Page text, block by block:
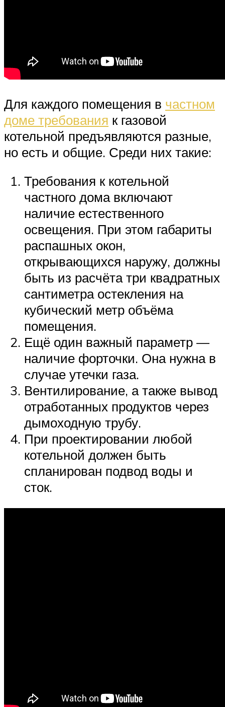
Для каждого помещения в частном
доме требования к газовой
котельной предъявляются разные,
но есть и общие. Среди них такие:
Требования к котельной
частного дома включают
наличие естественного
освещения. При этом габариты
распашных окон,
открывающихся наружу, должны
быть из расчёта три квадратных
сантиметра остекления на
кубический метр объёма
помещения.
Ещё один важный параметр —
наличие форточки. Она нужна в
случае утечки газа.
Вентилирование, а также вывод
отработанных продуктов через
дымоходную трубу.
При проектировании любой
котельной должен быть
спланирован подвод воды и
сток.